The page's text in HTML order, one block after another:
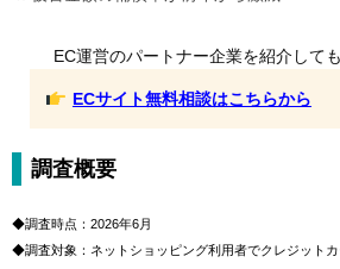
EC運営のパートナー企業を紹介して
ECサイト無料相談はこちらから
調査概要
◆調査時点：2026年6月
◆調査対象：ネットショッピング利用者でクレジット